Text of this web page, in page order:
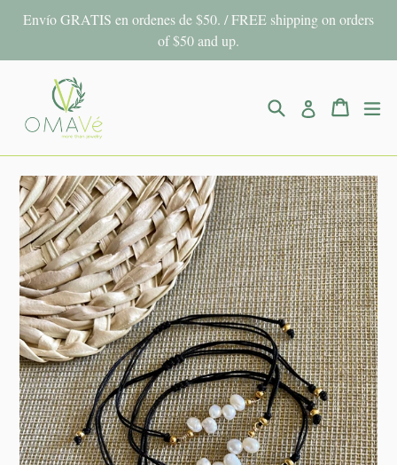
directamente
Envío GRATIS en ordenes de $50. / FREE shipping on orders
of $50 and up.
Buscar Ingresar Carrito
Carrito